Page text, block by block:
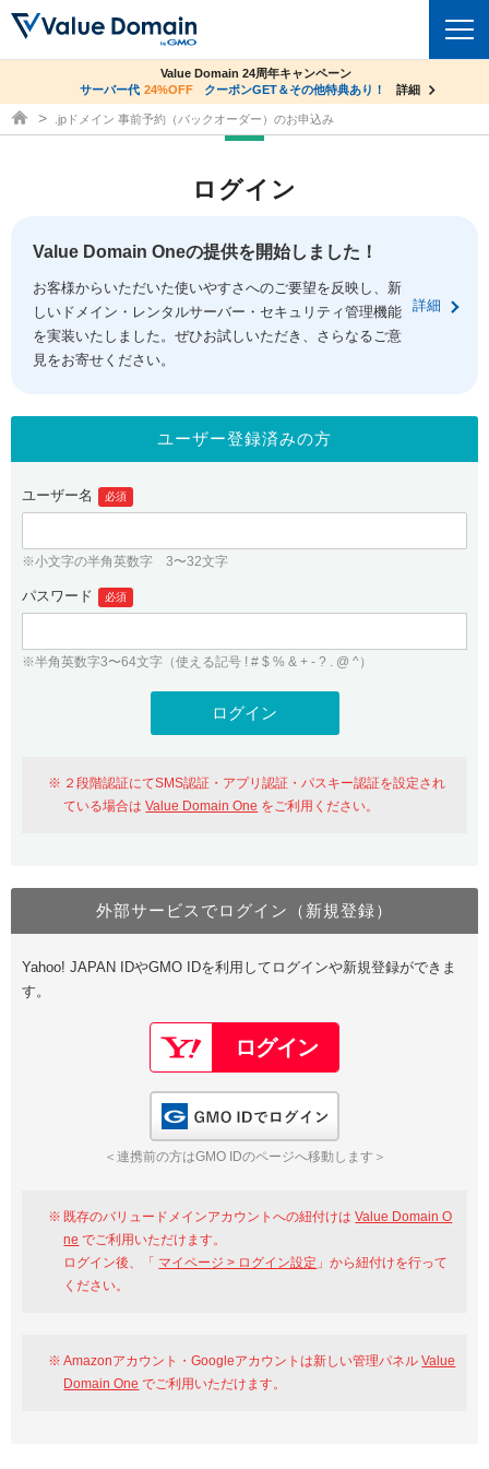
ドメイントップ
ドメイン移管
ドメイン価格一覧
ドメイン一括検索
.jpドメインオークション
gTLDオークション NEW!
.jpドメインバックオーダー
プレミアムドメイン
人気ドメインの種類
WHOIS検索
コアサーバー
バリューサーバー
XREA
セキュリティトップ
Value Domain ネットde診断
SSL証明書
サービストップ
お得意様割引
紹介制度
バリュードメインAPI
ドメイン・ホスティングOEM
facebook
ログイン
従来のバリュードメインをご利用希望の方
Value Domainにログイン
おすすめ One レンタルサーバーを含む最新の機能を使う方
Value Domain Oneにログイン
Google
GMO ID Amazon
※AmazonはValue Domain Oneのログイン画面へ遷移します
ユーザー登録
Value Domain Oneアカウント作成
以下でも登録可能
Google Yahoo!
GMO ID
co.jpドメイン✕コアサーバーV2ビジネス応援キャンペーン
サーバー料金1年間無料
詳細
Value Domain 24周年キャンペーン
サーバー代 24%OFF クーポンGET＆その他特典あり！ 詳細
ドメイン取得ならバリュードメイン
.jpドメイン 事前予約（バックオーダー）のお申込み
ログイン
Value Domain Oneの提供を開始しました！
お客様からいただいた使いやすさへのご要望を反映し、新
しいドメイン・レンタルサーバー・セキュリティ管理機能
を実装いたしました。ぜひお試しいただき、さらなるご意
見をお寄せください。
詳細
ユーザー登録済みの方
ユーザー名 必須
※小文字の半角英数字 3〜32文字
パスワード 必須
※半角英数字3〜64文字（使える記号 ! # $ % & + - ? . @ ^）
２段階認証にてSMS認証・アプリ認証・パスキー認証を設定され
ている場合はValue Domain One をご利用ください。
外部サービスでログイン（新規登録）
Yahoo! JAPAN IDやGMO IDを利用してログインや新規登録ができま
す。
＜連携前の方はGMO IDのページへ移動します＞
既存のバリュードメインアカウントへの紐付けはValue Domain O
ne でご利用いただけます。
ログイン後、「 マイページ > ログイン設定 」から紐付けを行って
ください。
Amazonアカウント・Googleアカウントは新しい管理パネルValue
Domain One でご利用いただけます。